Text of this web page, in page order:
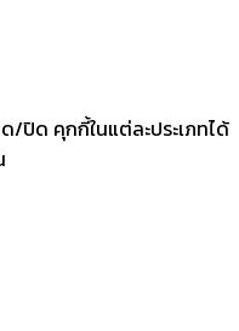
/ปิด คุกกี้ในแต่ละประเภทได้